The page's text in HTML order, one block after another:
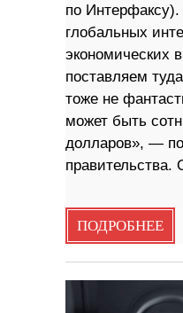
по Интерфаксу).
глобальных
экономических
поставляем
тоже не
может быть
долларов», —
правительства.
ПОДРОБНЕЕ